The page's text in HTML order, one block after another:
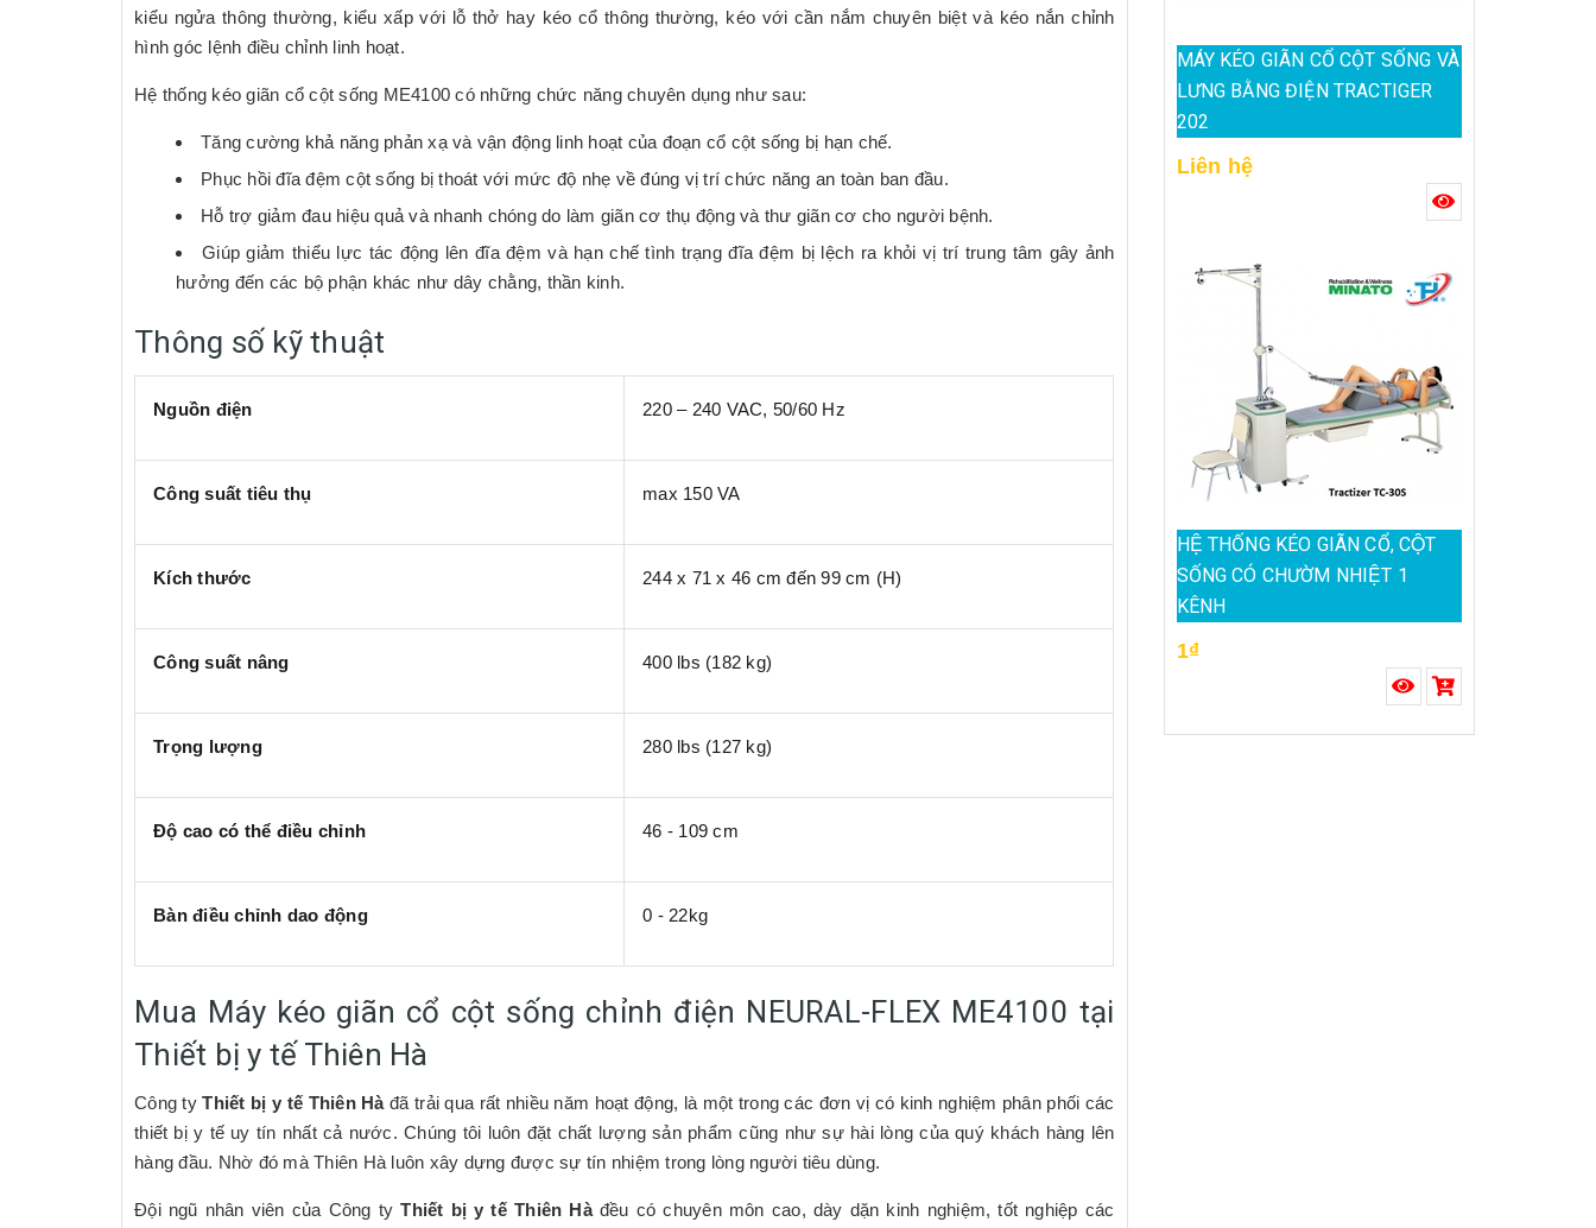
kiểu ngửa thông thường, kiểu xấp với lỗ thở hay kéo cổ thông thường, kéo với cần nắm chuyên biệt và kéo nắn chỉnh
hình góc lệnh điều chỉnh linh hoạt.
Hệ thống kéo giãn cổ cột sống ME4100 có những chức năng chuyên dụng như sau:
Tăng cường khả năng phản xạ và vận động linh hoạt của đoạn cổ cột sống bị hạn chế.
Phục hồi đĩa đệm cột sống bị thoát với mức độ nhẹ về đúng vị trí chức năng an toàn ban đầu.
Hỗ trợ giảm đau hiệu quả và nhanh chóng do làm giãn cơ thụ động và thư giãn cơ cho người bệnh.
Giúp giảm thiểu lực tác động lên đĩa đệm và hạn chế tình trạng đĩa đệm bị lệch ra khỏi vị trí trung tâm gây ảnh
hưởng đến các bộ phận khác như dây chằng, thần kinh.
Thông số kỹ thuật
Nguồn điện 220 – 240 VAC, 50/60 Hz
Công suất tiêu thụ max 150 VA
Kích thước 244 x 71 x 46 cm đến 99 cm (H)
Công suất nâng 400 lbs (182 kg)
Trọng lượng 280 lbs (127 kg)
Độ cao có thể điều chỉnh 46 - 109 cm
Bàn điều chỉnh dao động 0 - 22kg
Mua Máy kéo giãn cổ cột sống chỉnh điện NEURAL-FLEX ME4100 tại
Thiết bị y tế Thiên Hà
Công tyThiết bị y tế Thiên Hàđã trải qua rất nhiều năm hoạt động, là một trong các đơn vị có kinh nghiệm phân phối các
thiết bị y tế uy tín nhất cả nước. Chúng tôi luôn đặt chất lượng sản phẩm cũng như sự hài lòng của quý khách hàng lên
hàng đầu. Nhờ đó mà Thiên Hà luôn xây dựng được sự tín nhiệm trong lòng người tiêu dùng.
Đội ngũ nhân viên của Công tyThiết bị y tế Thiên Hàđều có chuyên môn cao, dày dặn kinh nghiệm, tốt nghiệp các
MÁY KÉO GIÃN CỔ CỘT SỐNG VÀ
LƯNG BẰNG ĐIỆN TRACTIGER
202
Liên hệ
HỆ THỐNG KÉO GIÃN CỔ, CỘT
SỐNG CÓ CHƯỜM NHIỆT 1
KÊNH
1₫